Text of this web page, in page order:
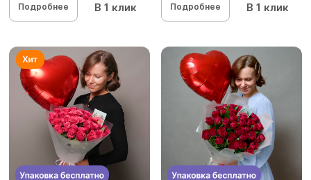
Подробнее В 1 клик Подробнее В 1 клик